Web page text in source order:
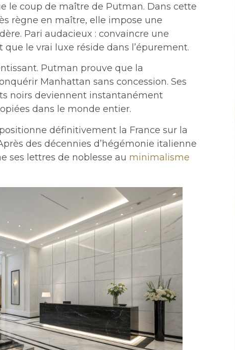
le coup de maître de Putman. Dans cette
règne en maître, elle impose une
Pari audacieux : convaincre une
le vrai luxe réside dans l’épurement.
Putman prouve que la
Manhattan sans concession. Ses
noirs deviennent instantanément
dans le monde entier.
définitivement la France sur la
des décennies d’hégémonie italienne
ses lettres de noblesse au minimalisme